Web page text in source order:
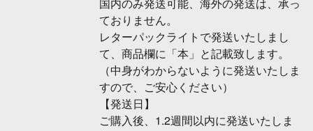
ておりません。
レターパックライトで発送いたしまし
て、商品欄に「本」と記載致します。
（中身がわからないように発送いたしま
すので、ご安心ください）
【発送日】
ご購入後、1.2週間以内に発送いたしま